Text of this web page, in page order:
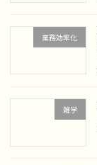
業務効率化
雑学